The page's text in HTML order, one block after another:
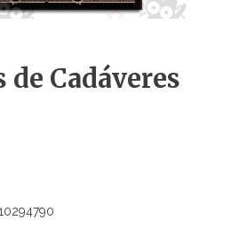
de Cadáveres